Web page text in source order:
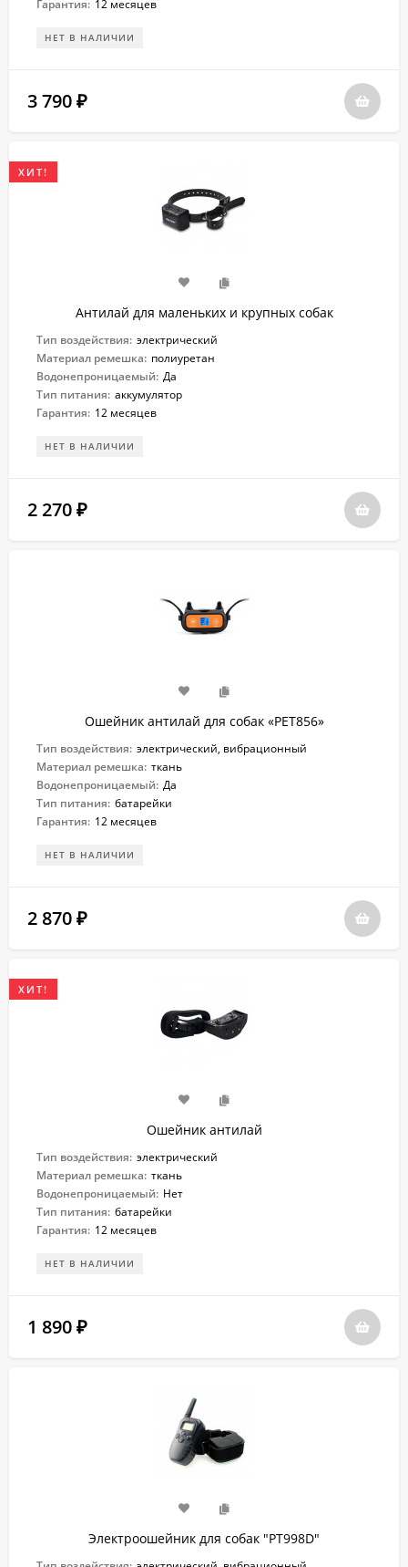
Гарантия: 12 месяцев
НЕТ В НАЛИЧИИ
3 790 ₽
ХИТ!
Антилай для маленьких и крупных собак
Тип воздействия: электрический
Материал ремешка: полиуретан
Водонепроницаемый: Да
Тип питания: аккумулятор
Гарантия: 12 месяцев
НЕТ В НАЛИЧИИ
2 270 ₽
Ошейник антилай для собак «PET856»
Тип воздействия: электрический, вибрационный
Материал ремешка: ткань
Водонепроницаемый: Да
Тип питания: батарейки
Гарантия: 12 месяцев
НЕТ В НАЛИЧИИ
2 870 ₽
ХИТ!
Ошейник антилай
Тип воздействия: электрический
Материал ремешка: ткань
Водонепроницаемый: Нет
Тип питания: батарейки
Гарантия: 12 месяцев
НЕТ В НАЛИЧИИ
1 890 ₽
Электроошейник для собак "PT998D"